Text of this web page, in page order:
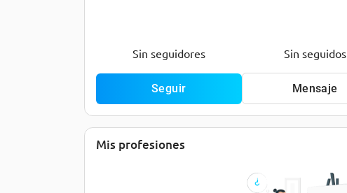
Sin seguidores Sin seguidos
Seguir Mensaje
Mis profesiones